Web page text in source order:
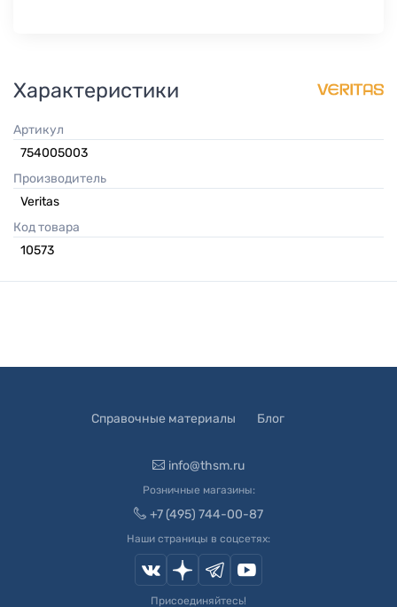
Характеристики
Артикул
754005003
Производитель
Veritas
Код товара
10573
Справочные материалы Блог
info@thsm.ru
Розничные магазины:
+7 (495) 744-00-87
Наши страницы в соцсетях:
Присоединяйтесь!